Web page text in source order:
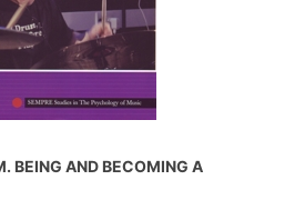
BEING AND BECOMING A